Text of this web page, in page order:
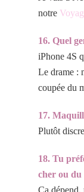
notre
16. Quel
iPhone 4S
Le drame :
coupée du
17.
Plutôt
18. Tu
cher ou du